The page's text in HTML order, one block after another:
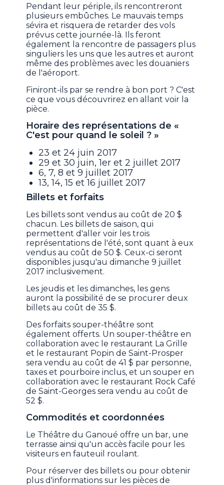
Pendant leur périple, ils rencontreront
plusieurs embûches. Le mauvais temps
sévira et risquera de retarder des vols
prévus cette journée-là. Ils feront
également la rencontre de passagers plus
singuliers les uns que les autres et auront
même des problèmes avec les douaniers
de l'aéroport.
Finiront-ils par se rendre à bon port ? C'est
ce que vous découvrirez en allant voir la
pièce.
Horaire des représentations de «
C'est pour quand le soleil ? »
23 et 24 juin 2017
29 et 30 juin, 1er et 2 juillet 2017
6, 7, 8 et 9 juillet 2017
13, 14, 15 et 16 juillet 2017
Billets et forfaits
Les billets sont vendus au coût de 20 $
chacun. Les billets de saison, qui
permettent d'aller voir les trois
représentations de l'été, sont quant à eux
vendus au coût de 50 $. Ceux-ci seront
disponibles jusqu'au dimanche 9 juillet
2017 inclusivement.
Les jeudis et les dimanches, les gens
auront la possibilité de se procurer deux
billets au coût de 35 $.
Des forfaits souper-théâtre sont
également offerts. Un souper-théâtre en
collaboration avec le restaurant La Grille
et le restaurant Popin de Saint-Prosper
sera vendu au coût de 41 $ par personne,
taxes et pourboire inclus, et un souper en
collaboration avec le restaurant Rock Café
de Saint-Georges sera vendu au coût de
52 $.
Commodités et coordonnées
Le Théâtre du Ganoué offre un bar, une
terrasse ainsi qu'un accès facile pour les
visiteurs en fauteuil roulant.
Pour réserver des billets ou pour obtenir
plus d'informations sur les pièces de